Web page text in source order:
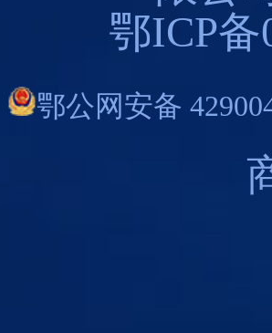
鄂ICP备
鄂公网安备